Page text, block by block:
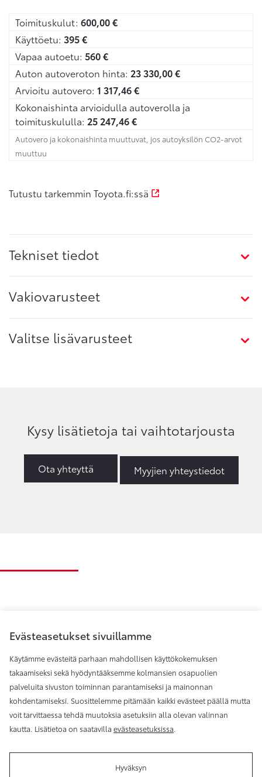
Toimituskulut: 600,00€
Käyttöetu: 395€
Vapaa autoetu: 560€
Auton autoveroton hinta: 23 330,00€
Arvioitu autovero: 1 317,46€
Kokonaishinta arvioidulla autoverolla ja
toimituskululla: 25 247,46€
Autovero ja kokonaishinta muuttuvat, jos autoyksilön CO2-arvot
muuttuu
Tutustu tarkemmin Toyota.fi:ssä
Tekniset tiedot
Vakiovarusteet
Valitse lisävarusteet
Kysy lisätietoja tai vaihtotarjousta
Ota yhteyttä Myyjien yhteystiedot
Toyota Helsinki
Evästeasetukset sivuillamme
Käytämme evästeitä parhaan mahdollisen käyttökokemuksen
takaamiseksi sekä hyödyntääksemme kolmansien osapuolien
palveluita sivuston toiminnan parantamiseksi ja mainonnan
kohdentamiseksi. Suosittelemme pitämään kaikki evästeet päällä mutta
voit tarvittaessa tehdä muutoksia asetuksiin alla olevan valinnan
kautta. Lisätietoa on saatavilla evästeasetuksissa.
Hyväksyn